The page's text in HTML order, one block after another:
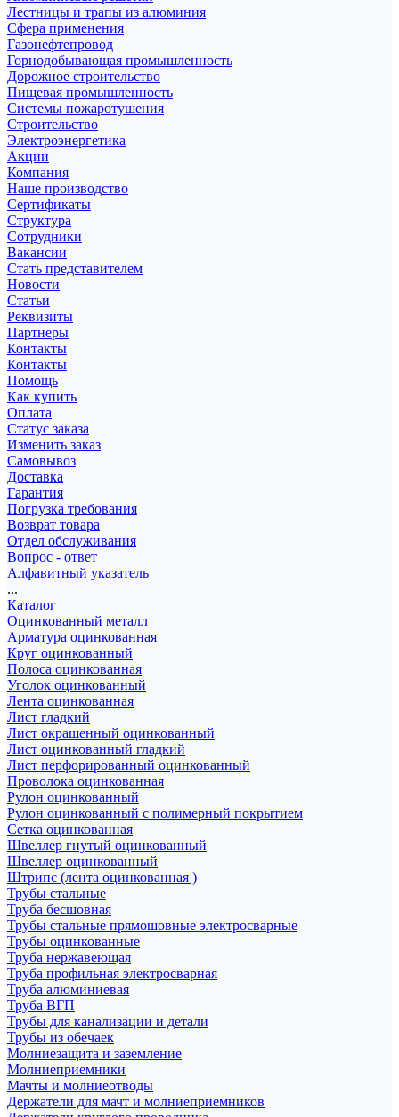
Лестницы и трапы из алюминия
Сфера применения
Газонефтепровод
Горнодобывающая промышленность
Дорожное строительство
Пищевая промышленность
Системы пожаротушения
Строительство
Электроэнергетика
Акции
Компания
Наше производство
Сертификаты
Структура
Сотрудники
Вакансии
Стать представителем
Новости
Статьи
Реквизиты
Партнеры
Контакты
Контакты
Помощь
Как купить
Оплата
Статус заказа
Изменить заказ
Самовывоз
Доставка
Гарантия
Погрузка требования
Возврат товара
Отдел обслуживания
Вопрос - ответ
Алфавитный указатель
...
Каталог
Оцинкованный металл
Арматура оцинкованная
Круг оцинкованный
Полоса оцинкованная
Уголок оцинкованный
Лента оцинкованная
Лист гладкий
Лист окрашенный оцинкованный
Лист оцинкованный гладкий
Лист перфорированный оцинкованный
Проволока оцинкованная
Рулон оцинкованный
Рулон оцинкованный с полимерный покрытием
Сетка оцинкованная
Швеллер гнутый оцинкованный
Швеллер оцинкованный
Штрипс (лента оцинкованная )
Трубы стальные
Труба бесшовная
Трубы стальные прямошовные электросварные
Трубы оцинкованные
Труба нержавеющая
Труба профильная электросварная
Труба алюминиевая
Труба ВГП
Трубы для канализации и детали
Трубы из обечаек
Молниезащита и заземление
Молниеприемники
Мачты и молниеотводы
Держатели для мачт и молниеприемников